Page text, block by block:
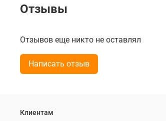
Отзывы
Отзывов еще никто не оставлял
Написать отзыв
Клиентам